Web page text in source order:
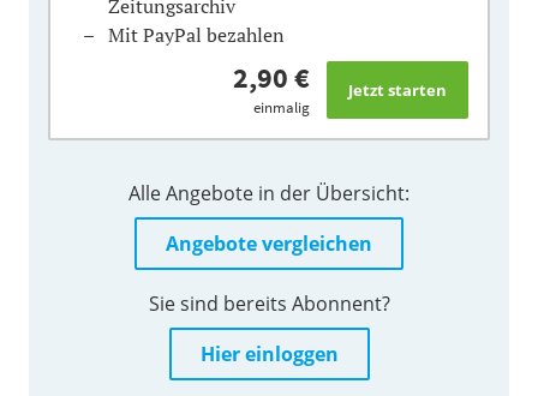
Zeitungsarchiv
Mit PayPal bezahlen
2,90 €
einmalig
Alle Angebote in der Übersicht:
Angebote vergleichen
Sie sind bereits Abonnent?
Hier einloggen